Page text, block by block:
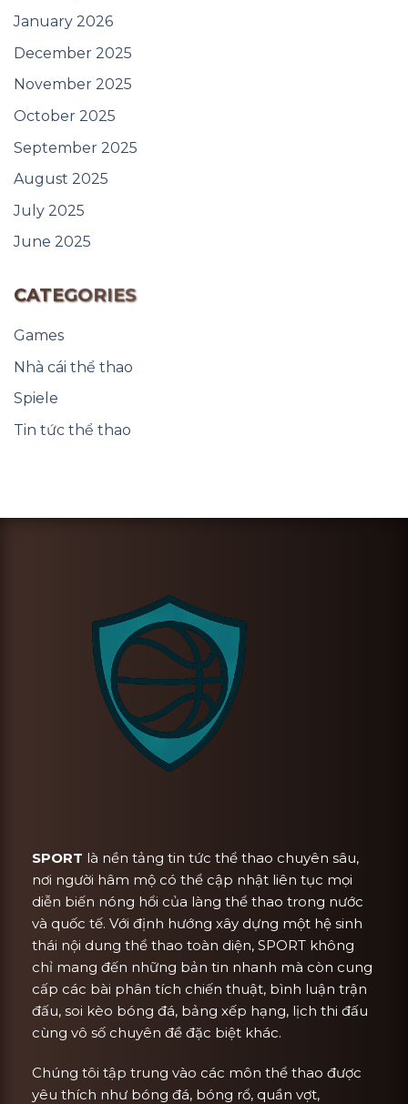
January 2026
December 2025
November 2025
October 2025
September 2025
August 2025
July 2025
June 2025
CATEGORIES
Games
Nhà cái thể thao
Spiele
Tin tức thể thao
SPORT là nền tảng tin tức thể thao chuyên sâu,
nơi người hâm mộ có thể cập nhật liên tục mọi
diễn biến nóng hổi của làng thể thao trong nước
và quốc tế. Với định hướng xây dựng một hệ sinh
thái nội dung thể thao toàn diện, SPORT không
chỉ mang đến những bản tin nhanh mà còn cung
cấp các bài phân tích chiến thuật, bình luận trận
đấu, soi kèo bóng đá, bảng xếp hạng, lịch thi đấu
cùng vô số chuyên đề đặc biệt khác.
Chúng tôi tập trung vào các môn thể thao được
yêu thích như bóng đá, bóng rổ, quần vợt,